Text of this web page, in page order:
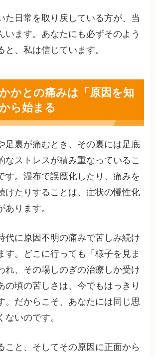
た日常を取り戻している方が、当
います。あなたにも必ずそのよう
と、私は信じています。
かとの痛みは「原因を知
ら始まる
足裏が痛むとき、その裏には足底
なストレスが積み重なっているこ
す。湿布で誤魔化したり、痛みを
けたりすることは、症状の慢性化
あります。
代に原因不明の痛みで苦しみ続け
す。どこに行っても「様子を見ま
れ、その場しのぎの治療しか受け
の頃の苦しさは、今でもはっきり
。だからこそ、あなたには同じ思
ないのです。
こと、そしてその原因に正面から